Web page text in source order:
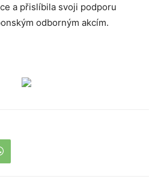
a přislíbila svoji podporu
odborným akcím.